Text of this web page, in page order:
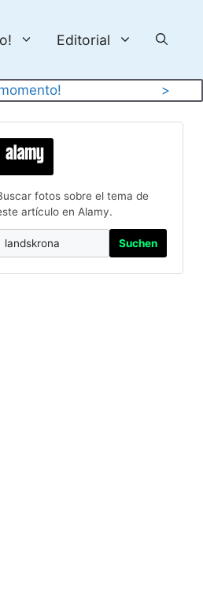
Editorial
>
fotos sobre el tema de
artículo en Alamy.
Suchen